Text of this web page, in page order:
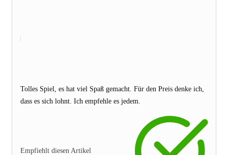
Tolles Spiel, es hat viel Spaß gemacht. Für den Preis denke ich,
dass es sich lohnt. Ich empfehle es jedem.
Empfiehlt diesen Artikel